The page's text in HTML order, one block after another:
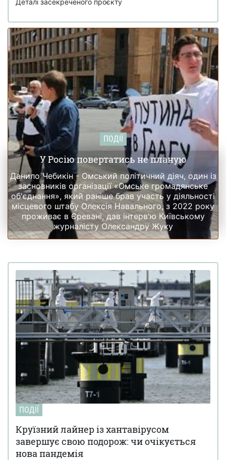
ПОДІЇ
У Росію повертатись не планую
Данило Чебикін - Омський політичний діяч, один із
засновників організації «Омське громадянське
об'єднання», який раніше брав участь у діяльності
місцевого штабу Олексія Навального, з 2022 року
проживає в Єревані, дав інтерв'ю Київському
журналісту Олександру Жуку
ПОДІЇ
Круїзний лайнер із хантавірусом
завершує свою подорож: чи очікується
нова пандемія